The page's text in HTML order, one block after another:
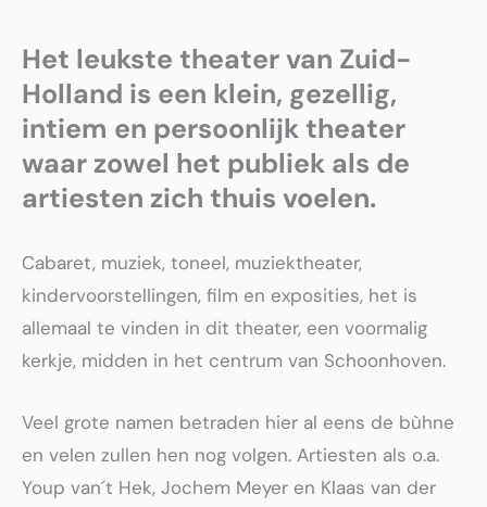
Het leukste theater van Zuid-
Holland is een klein, gezellig,
intiem en persoonlijk theater
waar zowel het publiek als de
artiesten zich thuis voelen.
Cabaret, muziek, toneel, muziektheater,
kindervoorstellingen, film en exposities, het is
allemaal te vinden in dit theater, een voormalig
kerkje, midden in het centrum van Schoonhoven.
Veel grote namen betraden hier al eens de bùhne
en velen zullen hen nog volgen. Artiesten als o.a.
Youp van´t Hek, Jochem Meyer en Klaas van der